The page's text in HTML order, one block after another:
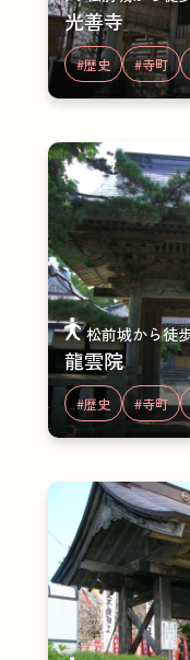
光善寺
#歴史 #寺町
松前城から徒
龍雲院
#歴史 #寺町